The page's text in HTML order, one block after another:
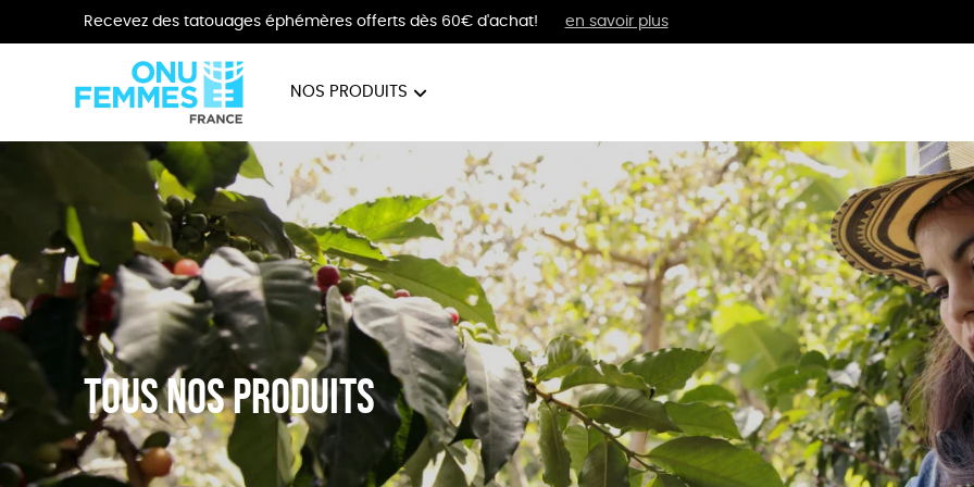
Recevez des tatouages éphémères offerts dès 60€ d'achat! en savoir plus
NOS PRODUITS
BIJOUX VÊTEMENTS BIEN-ÊTRE
Tous nos produits